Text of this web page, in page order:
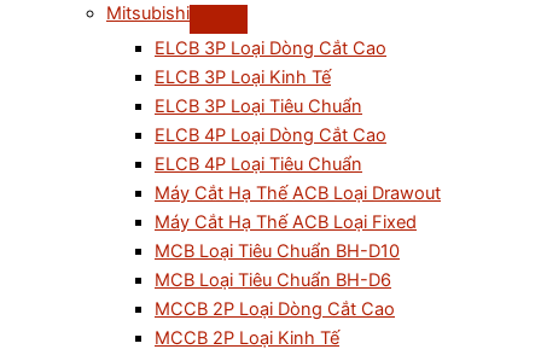
Mitsubishi
ELCB 3P Loại Dòng Cắt Cao
ELCB 3P Loại Kinh Tế
ELCB 3P Loại Tiêu Chuẩn
ELCB 4P Loại Dòng Cắt Cao
ELCB 4P Loại Tiêu Chuẩn
Máy Cắt Hạ Thế ACB Loại Drawout
Máy Cắt Hạ Thế ACB Loại Fixed
MCB Loại Tiêu Chuẩn BH-D10
MCB Loại Tiêu Chuẩn BH-D6
MCCB 2P Loại Dòng Cắt Cao
MCCB 2P Loại Kinh Tế